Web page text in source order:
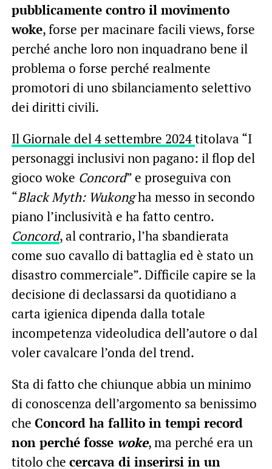
pubblicamente contro il movimento
woke, forse per macinare facili views, forse
perché anche loro non inquadrano bene il
problema o forse perché realmente
promotori di uno sbilanciamento selettivo
dei diritti civili.
Il Giornale del 4 settembre 2024titolava “I
personaggi inclusivi non pagano: il flop del
gioco woke Concord” e proseguiva con
“Black Myth: Wukongha messo in secondo
piano l’inclusività e ha fatto centro.
Concord, al contrario, l’ha sbandierata
come suo cavallo di battaglia ed è stato un
disastro commerciale”. Difficile capire se la
decisione di declassarsi da quotidiano a
carta igienica dipenda dalla totale
incompetenza videoludica dell’autore o dal
voler cavalcare l’onda del trend.
Sta di fatto che chiunque abbia un minimo
di conoscenza dell’argomento sa benissimo
che Concord ha fallito in tempi record
non perché fosse woke, ma perché era un
titolo che cercava di inserirsi in un